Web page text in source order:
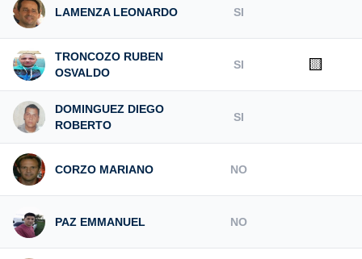
LAMENZA LEONARDO SI
TRONCOZO RUBEN
OSVALDO
SI 🟨
DOMINGUEZ DIEGO
ROBERTO
SI
CORZO MARIANO NO
PAZ EMMANUEL NO